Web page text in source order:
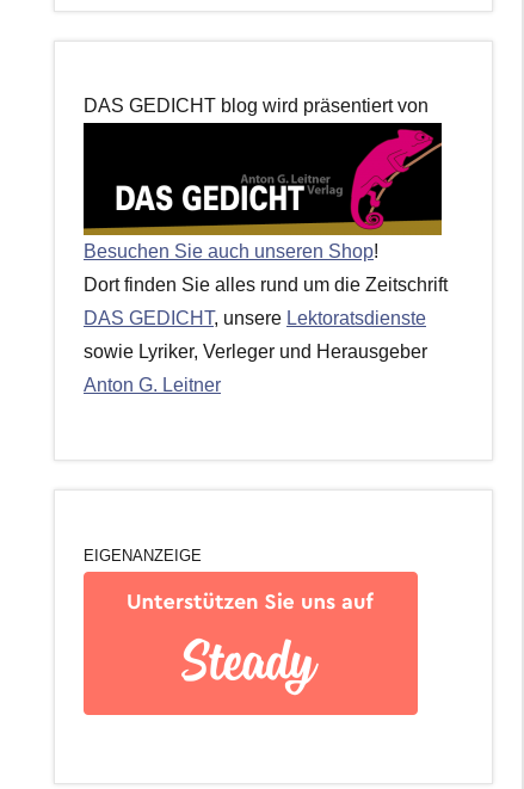
DAS GEDICHT blog wird präsentiert von
Besuchen Sie auch unseren Shop!
Dort finden Sie alles rund um die Zeitschrift
DAS GEDICHT, unsere Lektoratsdienste
sowie Lyriker, Verleger und Herausgeber
Anton G. Leitner
EIGENANZEIGE